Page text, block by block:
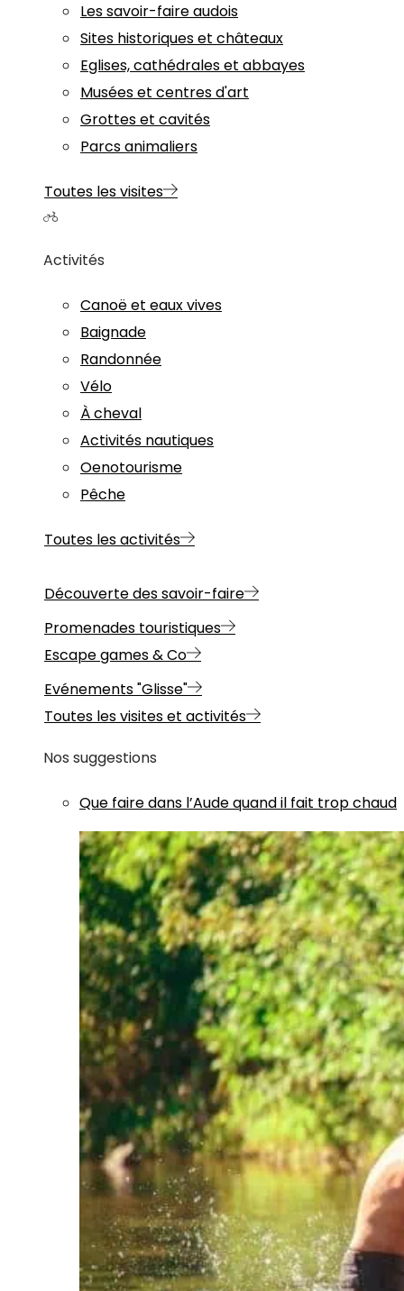
Les savoir-faire audois
Sites historiques et châteaux
Eglises, cathédrales et abbayes
Musées et centres d'art
Grottes et cavités
Parcs animaliers
Toutes les visites
Activités
Canoë et eaux vives
Baignade
Randonnée
Vélo
À cheval
Activités nautiques
Oenotourisme
Pêche
Toutes les activités
Découverte des savoir-faire
Promenades touristiques
Escape games & Co
Evénements "Glisse"
Toutes les visites et activités
Nos suggestions
Que faire dans l’Aude quand il fait trop chaud